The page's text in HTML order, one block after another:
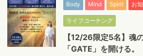
Body Mind Spirit お
ライフコーチング
【12/26限定5名】魂
「GATE」を開ける。